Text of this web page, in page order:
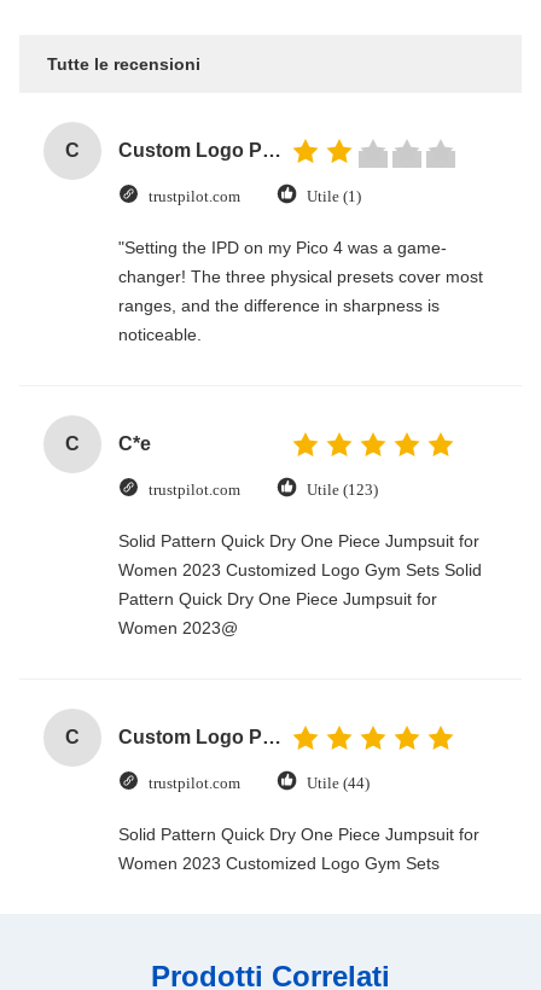
Tutte le recensioni
C Custom Logo Paper Cardboard Packing Folding White / Black / Rose Gold Luxury Magnetic Gift Box with Ribbon Closure
trustpilot.com Utile (1)
"Setting the IPD on my Pico 4 was a game-
changer! The three physical presets cover most
ranges, and the difference in sharpness is
noticeable.
C C*e
trustpilot.com Utile (123)
Solid Pattern Quick Dry One Piece Jumpsuit for
Women 2023 Customized Logo Gym Sets Solid
Pattern Quick Dry One Piece Jumpsuit for
Women 2023@
C Custom Logo Paper Cardboard Packing Folding White / Black / Rose Gold Luxury Magnetic Gift Box with Ribbon Closure
trustpilot.com Utile (44)
Solid Pattern Quick Dry One Piece Jumpsuit for
Women 2023 Customized Logo Gym Sets
Prodotti Correlati